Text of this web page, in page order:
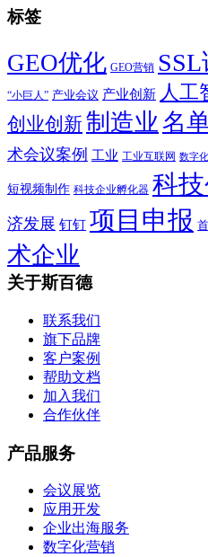
标签
GEO优化 GEO营销
“小巨人” 产业会议 产业创新 人工
创业创新制造业名
术会议案例 工业 工业互联网 数字化
短视频制作 科技企业孵化器 科
济发展 钉钉 项目申报
术企业
关于斯百德
联系我们
旗下品牌
客户案例
帮助文档
加入我们
合作伙伴
产品服务
会议展览
应用开发
企业出海服务
数字化营销